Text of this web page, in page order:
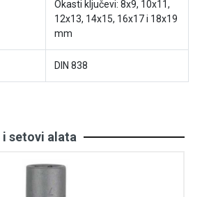
Okasti ključevi: 8x9, 10x11,
12x13, 14x15, 16x17 i 18x19
mm
DIN 838
setovi alata